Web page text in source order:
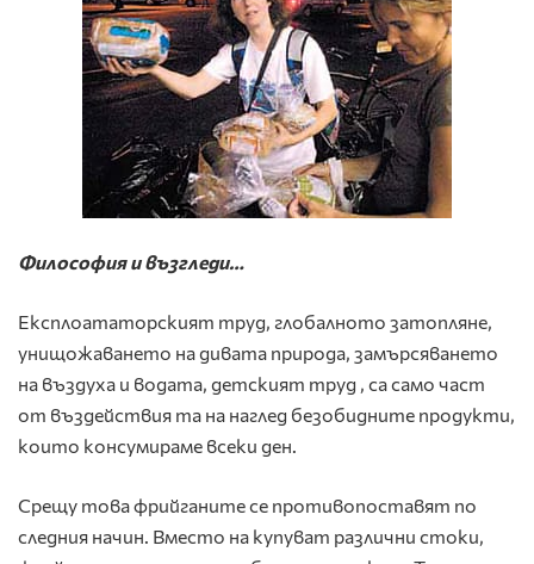
Философия и възгледи…
Експлоататорският труд, глобалното затопляне,
унищожаването на дивата природа, замърсяването
на въздуха и водата, детският труд , са само част
от въздействия та на наглед безобидните продукти,
които консумираме всеки ден.
Срещу това фрийганите се противопоставят по
следния начин. Вместо на купуват различни стоки,